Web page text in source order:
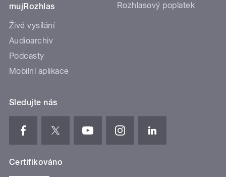
mujRozhlas
Živé vysílání
Audioarchiv
Podcasty
Mobilní aplikace
Rozhlasový poplatek
Sledujte nás
Certifikováno